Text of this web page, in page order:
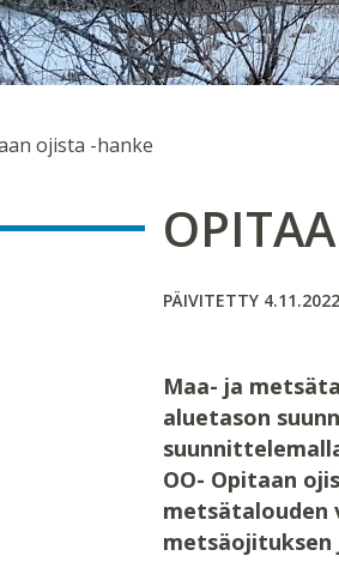
ojista -hanke
PÄIVITETTY 4.11.2022
Maa- ja
aluetason
OO- Opitaan
metsätalouden
metsäojituksen